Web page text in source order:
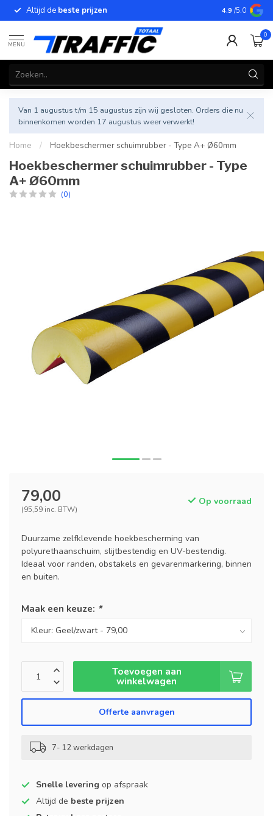
Altijd de beste prijzen Betrouwbare
4.9 /5.0
MENU
0
Van 1 augustus t/m 15 augustus zijn wij gesloten. Orders die nu
binnenkomen worden 17 augustus weer verwerkt!
Home / Hoekbeschermer schuimrubber - Type A+ Ø60mm
Hoekbeschermer schuimrubber - Type
A+ Ø60mm
(0)
79,00
(95,59 inc. BTW)
Op voorraad
Duurzame zelfklevende hoekbescherming van
polyurethaanschuim, slijtbestendig en UV-bestendig.
Ideaal voor randen, obstakels en gevarenmarkering, binnen
en buiten.
Maak een keuze: *
Toevoegen aan
winkelwagen
Offerte aanvragen
7- 12 werkdagen
Snelle levering op afspraak
Altijd de beste prijzen